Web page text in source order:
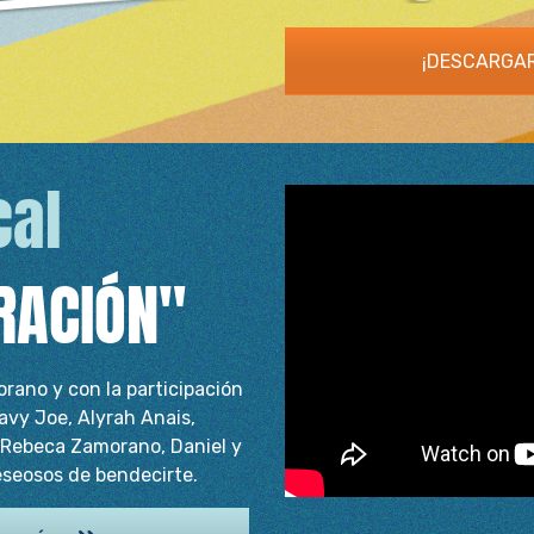
y con la participación
Joe, Alyrah Anais,
Zamorano, Daniel y
de bendecirte.